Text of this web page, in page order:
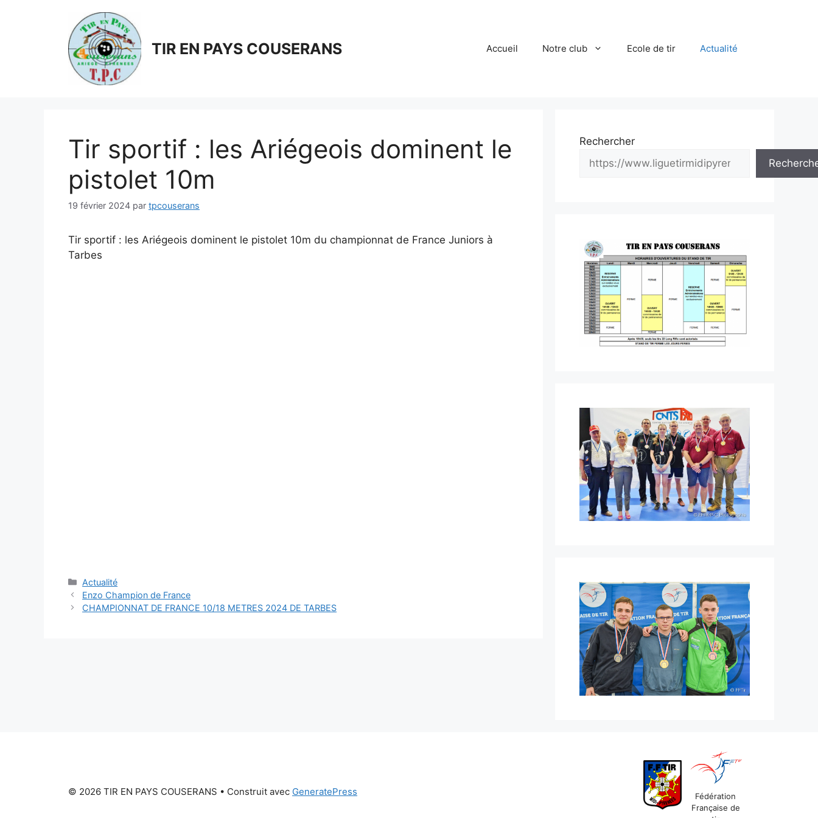
TIR EN PAYS COUSERANS Accueil Notre club Ecole de tir Actualité
Tir sportif : les Ariégeois dominent le
pistolet 10m
19 février 2024 par tpcouserans
Tir sportif : les Ariégeois dominent le pistolet 10m du championnat de France Juniors à
Tarbes
Catégories
Actualité
Navigation
des
Enzo Champion de France
CHAMPIONNAT DE FRANCE 10/18 METRES 2024 DE TARBES
Rechercher
Fédération
Française de
© 2026 TIR EN PAYS COUSERANS • Construit avec GeneratePress